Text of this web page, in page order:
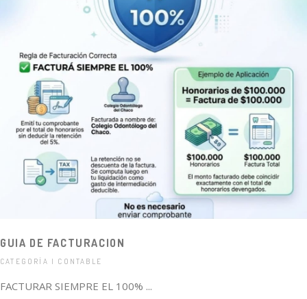
GUIA DE FACTURACION
CATEGORÍA | CONTABLE
FACTURAR SIEMPRE EL 100% ...